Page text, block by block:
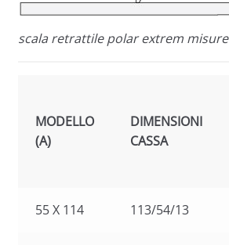
scala retrattile polar extrem misure
MODELLO
(A)
DIMENSIONI
CASSA
55 X 114 113/54/13